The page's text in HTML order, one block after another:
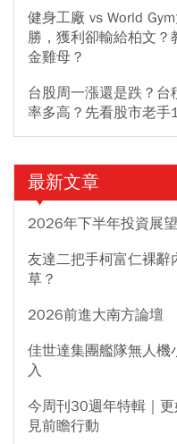
健身工廠 vs World
勝，獲利卻輸給柏文
金雞母？
台股周一漲還是跌？
率多高？先看股市老手
最新文章
2026年下半年投資展
友達二把手柯富仁裸辭
草？
2026前進大南方論壇
佳世達集團艦隊無人機
入
今周刊30週年特輯｜
見前瞻行動